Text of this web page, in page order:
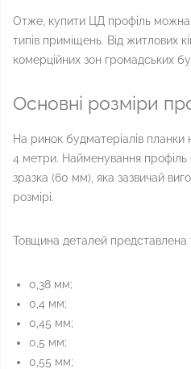
Отже, купити ЦД профіль можна
типів приміщень. Від житлових
комерційних зон громадських
Основні розміри
На ринок будматеріалів
4 метри. Найменування
зразка (60 мм), яка зазвичай
розмірі.
Товщина деталей представлена
0,38 мм;
0,4 мм;
0,45 мм;
0,5 мм;
0,55 мм;